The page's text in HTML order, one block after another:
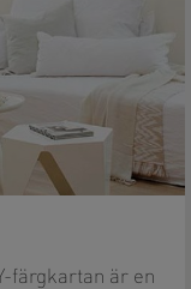
färgkartan är en